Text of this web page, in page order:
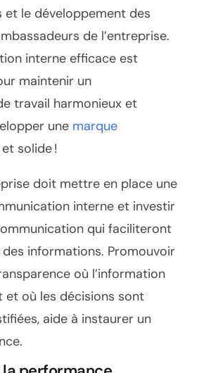
et le développement des
de l’entreprise.
interne efficace est
maintenir un
travail harmonieux et
une marque
solide !
doit mettre en place une
interne et investir
qui faciliteront
informations. Promouvoir
où l’information
et où les décisions sont
aide à instaurer un